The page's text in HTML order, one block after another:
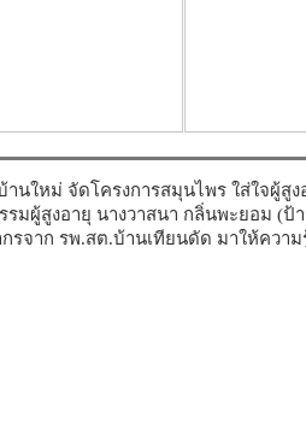
ใหม่ จัดโครงการสมุนไพร ใส่ใจผู้สูง
ผู้สูงอายุ นางวาสนา กลิ่นพะยอม (ป้
าก รพ.สต.บ้านเทียนดัด มาให้ความ